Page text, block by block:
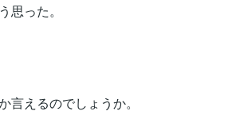
った。
言えるのでしょうか。